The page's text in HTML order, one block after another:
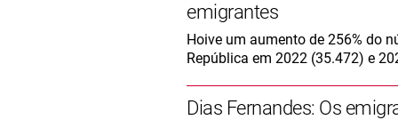
emigrantes
Hoive um aumento de 256% do
República em 2022 (35.472) e
Dias Fernandes: Os